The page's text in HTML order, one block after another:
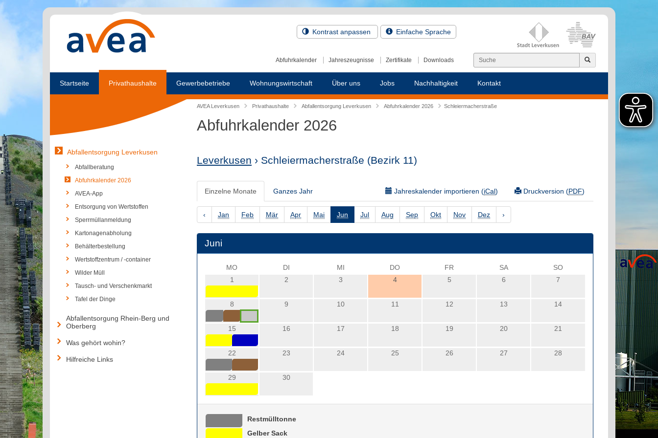
Kontrast anpassen Einfache Sprache
Abfuhrkalender Jahreszeugnisse Zertifikate Downloads
Startseite Privathaushalte Gewerbebetriebe Wohnungswirtschaft Über uns Jobs Nachhaltigkeit Kontakt
AVEA Leverkusen Privathaushalte Abfallentsorgung Leverkusen Abfuhrkalender 2026 Schleiermacherstraße
Abfuhrkalender 2026
Leverkusen › Schleiermacherstraße (Bezirk 11)
Einzelne Monate Ganzes Jahr Druckversion (PDF)
Jahreskalender importieren (iCal)
‹ Jan Feb Mär Apr Mai Jun Jul Aug Sep Okt Nov Dez ›
Juni
MO DI MI DO FR SA
SO
1
2 3 4 5 6 7
8 9 10 11 12 13 14
15 16 17 18 19 20 21
22 23 24 25 26 27 28
29 30
Restmülltonne
Gelber Sack
Abfallentsorgung Leverkusen
Abfallberatung
Abfuhrkalender 2026
AVEA-App
Entsorgung von Wertstoffen
Sperrmüllanmeldung
Kartonagenabholung
Behälterbestellung
Wertstoffzentrum / -container
Wilder Müll
Tausch- und Verschenkmarkt
Tafel der Dinge
Abfallentsorgung Rhein-Berg und
Oberberg
Was gehört wohin?
Hilfreiche Links